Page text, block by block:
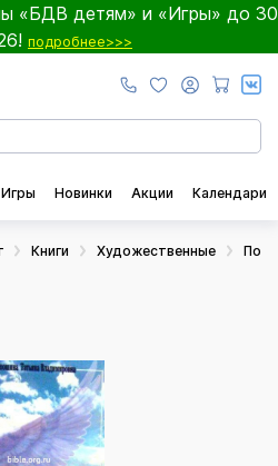
«БДВ детям» и «Игры» до 30
подробнее>>>
Игры Новинки Акции Календари
Книги Художественные